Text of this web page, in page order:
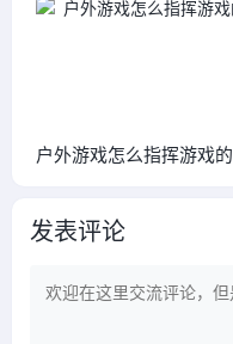
户外游戏怎么指挥游戏的
发表评论